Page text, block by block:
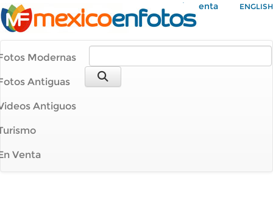
Mi Cuenta ENGLISH
Modernas
Antiguas
Antiguos
Venta